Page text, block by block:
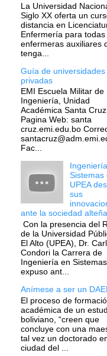
La Universidad
Siglo XX oferta un
distancia en
Enfermería para todas
enfermeras auxiliares
tenga...
Guía de universidades
privadas
EMI Escuela Militar de
Ingeniería, Unidad
Académica Santa Cruz
Pagina Web: santa
cruz.emi.edu.bo
Fac...
Sistemas
UPEA
sus
ante la sociedad alteña
Con la presencia del
de la Universidad
El Alto (UPEA), Dr.
Condori la Carrera de
Ingeniería en Sistemas
expuso ant...
Anímese a ser un
El proceso de
académica de un
boliviano, “creen que
concluye con una
tal vez un doctorado
ciudad del ...